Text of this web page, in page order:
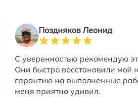
Поздняков Леонид
С уверенностью рекомендую
Они быстро восстановили мой
гарантию на выполненные
меня приятно удивил.